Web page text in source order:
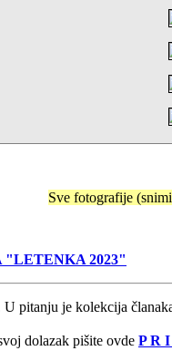
Sve fotografije
"LETENKA 2023"
pitanju je kolekcija
dolazak pišite ovde P R